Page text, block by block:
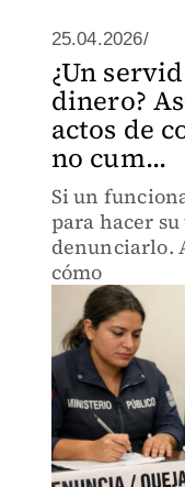
25.04.2026/
¿Un
dinero?
actos de
no cum...
Si un
para hacer
denunciarlo.
cómo